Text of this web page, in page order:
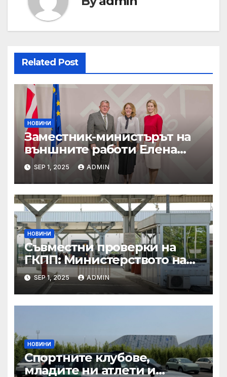
Related Post
НОВИНИ
Заместник-министърът на
външните работи Елена
Шекерлетова участва в
неформалната среща на
министрите на външните
работи на ЕС във формат
„Гимних“ на 30 август 2025 г.
в Копенхаген
SEP 1, 2025 ADMIN
НОВИНИ
Съвместни проверки на
ГКПП: Министерството на
туризма и контролните
органи откриха нарушения
при пътувания
SEP 1, 2025 ADMIN
НОВИНИ
Спортните клубове,
младите ни атлети и